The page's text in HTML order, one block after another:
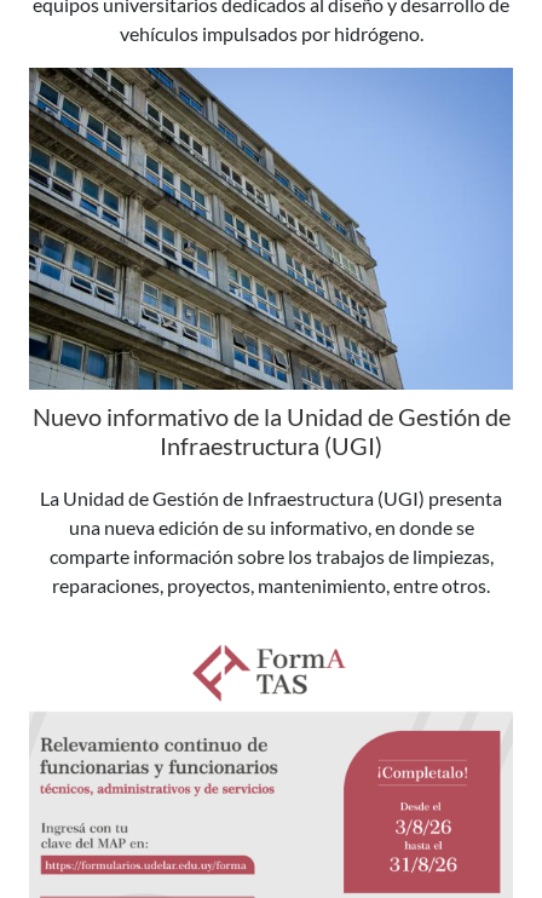
vehículos impulsados por hidrógeno.
Nuevo informativo de la Unidad de Gestión de
Infraestructura (UGI)
La Unidad de Gestión de Infraestructura (UGI) presenta
una nueva edición de su informativo, en donde se
comparte información sobre los trabajos de limpiezas,
reparaciones, proyectos, mantenimiento, entre otros.